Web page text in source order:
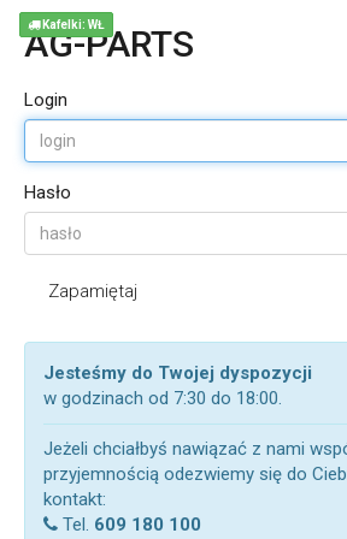
AG-PARTS
Login
Hasło
Zapamiętaj
Jesteśmy do Twojej dyspozycji
w godzinach od 7:30 do 18:00.
Jeżeli chciałbyś nawiązać z nami
przyjemnością odezwiemy się do
kontakt:
Tel. 609 180 100
Kafelki: WŁ